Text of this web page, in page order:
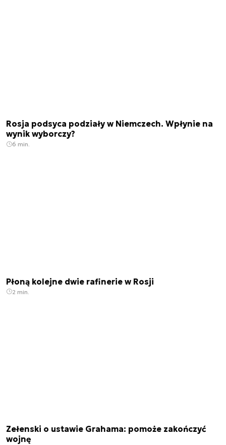
Rosja podsyca podziały w Niemczech. Wpłynie na
wynik wyborczy?
6 min.
Płoną kolejne dwie rafinerie w Rosji
2 min.
Zełenski o ustawie Grahama: pomoże zakończyć
wojnę